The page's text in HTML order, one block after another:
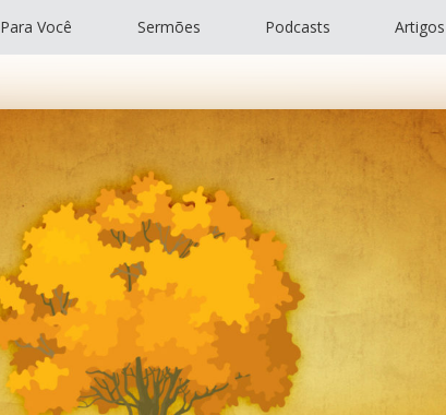
Para Você Sermões Podcasts Artigos